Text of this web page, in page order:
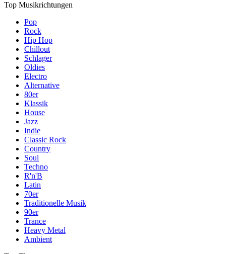
Top Musikrichtungen
Pop
Rock
Hip Hop
Chillout
Schlager
Oldies
Electro
Alternative
80er
Klassik
House
Jazz
Indie
Classic Rock
Country
Soul
Techno
R'n'B
Latin
70er
Traditionelle Musik
90er
Trance
Heavy Metal
Ambient